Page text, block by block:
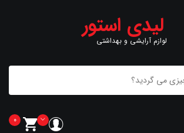
لیدی استور
لوازم آرایشی و بهداشتی
0